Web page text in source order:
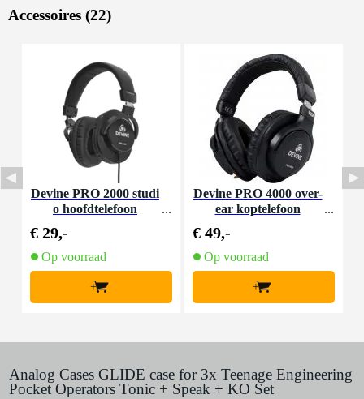
Accessoires (22)
Devine PRO 2000 studi
o hoofdtelefoon
€ 29,-
Op voorraad
+
Devine PRO 4000 over-
ear koptelefoon
€ 49,-
Op voorraad
+
Analog Cases GLIDE case for 3x Teenage Engineering
Pocket Operators Tonic + Speak + KO Set